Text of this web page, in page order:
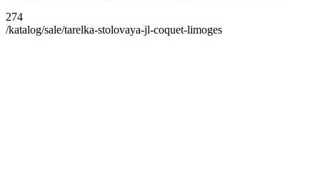
274
/katalog/sale/tarelka-stolovaya-jl-coquet-limoges